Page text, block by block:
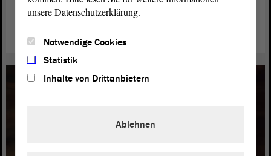
„die der Bedeutung des Amtes angemessen ist.“
unsere Datenschutzerklärung.
Notwendige Cookies
Statistik
Inhalte von Drittanbietern
Ablehnen